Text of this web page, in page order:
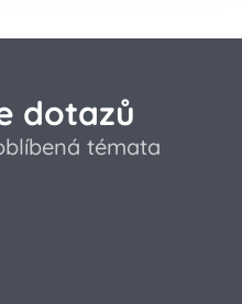
dotazů
témata